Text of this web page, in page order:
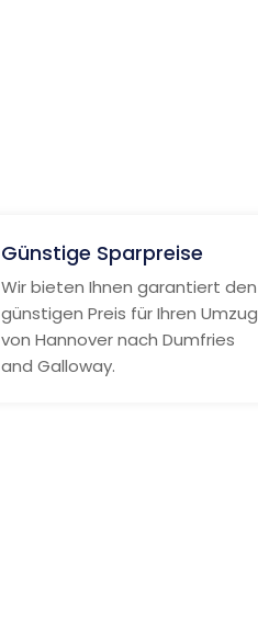
Günstige Sparpreise
Wir bieten Ihnen garantiert den
günstigen Preis für Ihren Umzug
von Hannover nach Dumfries
and Galloway.